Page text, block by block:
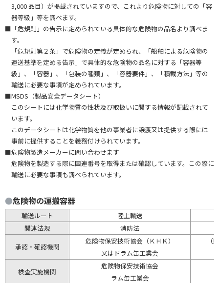
3,000 品目）が掲載されていますので、これより危険物に対しての「容
器等級」等を調べます。
■「危規則」の告示に定められている具体的な危険物の品名より調べま
す。
「危規則第２条」で危険物の定義が定められ、「船舶による危険物の
運送基準を定める告示」で具体的な危険物の品名に対する「容器等
級」、「容器」、「包装の種類」、「容器要件」、「積載方法」等の
輸送に必要な事項が定められています。
■MSDS（製品安全データシート）
このシートには化学物質の性状及び取扱いに関する情報が記載されて
います。
このデータシートは化学物質を他の事業者に譲渡又は提供する際には
事前に提供することを義務付けられています。
■危険物製造メーカーに問い合わせます
危険物を製造する際に国連番号を取得または確認しています。この際に
輸送に必要な事項も調べられています。
●危険物の運搬容器
輸送ルート
陸上輸送
関連法規
消防法
承認・確認機関
危険物保安技術協会（ＫＨＫ）
又はドラム缶工業会
（
検査実施機関
危険物保安技術協会
ラム缶工業会